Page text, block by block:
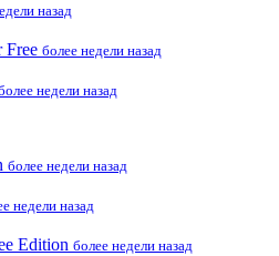
назад
Free более недели назад
недели назад
более недели назад
недели назад
Edition более недели назад